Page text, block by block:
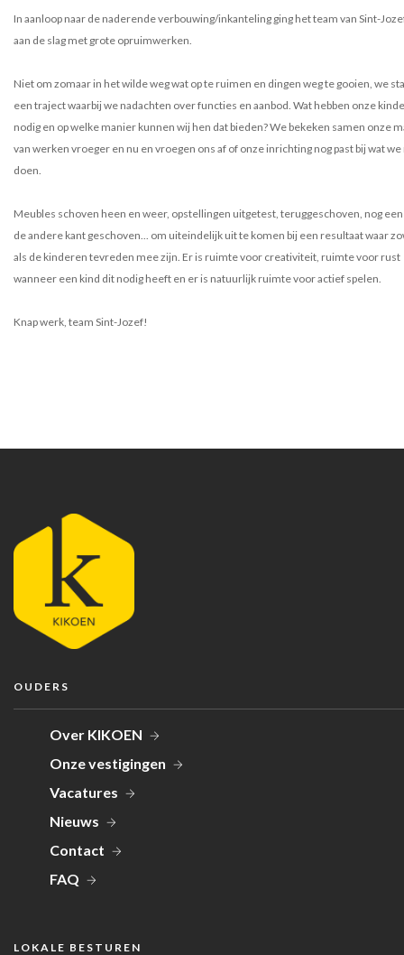
In aanloop naar de naderende verbouwing/inkanteling ging het team van Sint-
aan de slag met grote opruimwerken.
Niet om zomaar in het wilde weg wat op te ruimen en dingen weg te gooien, we
een traject waarbij we nadachten over functies en aanbod. Wat hebben onze
nodig en op welke manier kunnen wij hen dat bieden? We bekeken samen onze
van werken vroeger en nu en vroegen ons af of onze inrichting nog past bij wat we
doen.
Meubles schoven heen en weer, opstellingen uitgetest, teruggeschoven, nog
de andere kant geschoven... om uiteindelijk uit te komen bij een resultaat waar
als de kinderen tevreden mee zijn. Er is ruimte voor creativiteit, ruimte voor rust
wanneer een kind dit nodig heeft en er is natuurlijk ruimte voor actief spelen.
Knap werk, team Sint-Jozef!
OUDERS
Over KIKOEN
Onze vestigingen
Vacatures
Nieuws
Contact
FAQ
LOKALE BESTUREN